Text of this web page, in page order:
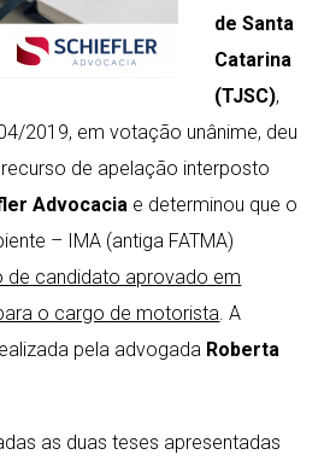
de Santa
Catarina
(TJSC),
2019, em votação unânime, deu
de apelação interposto
Advocacia e determinou que o
– IMA (antiga FATMA)
de candidato aprovado em
o cargo de motorista. A
pela advogada Roberta
as duas teses apresentadas